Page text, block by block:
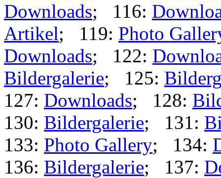
Downloads; 116:
Artikel; 119: Photo
Downloads; 122:
Bildergalerie; 125:
127: Downloads; 128:
130: Bildergalerie; 131:
133: Photo Gallery; 134:
136: Bildergalerie; 137: